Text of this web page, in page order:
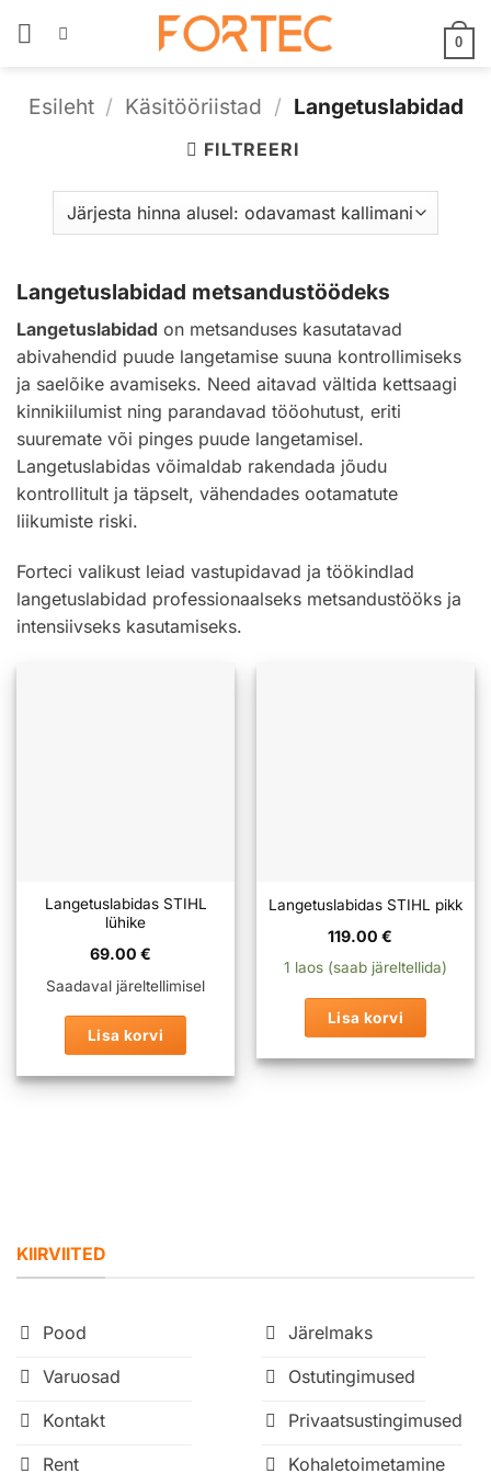
0
Esileht / Käsitööriistad / Langetuslabidad
FILTREERI
Langetuslabidad metsandustöödeks
Langetuslabidad on metsanduses kasutatavad
abivahendid puude langetamise suuna kontrollimiseks
ja saelõike avamiseks. Need aitavad vältida kettsaagi
kinnikiilumist ning parandavad tööohutust, eriti
suuremate või pinges puude langetamisel.
Langetuslabidas võimaldab rakendada jõudu
kontrollitult ja täpselt, vähendades ootamatute
liikumiste riski.
Forteci valikust leiad vastupidavad ja töökindlad
langetuslabidad professionaalseks metsandustööks ja
intensiivseks kasutamiseks.
Langetuslabidas STIHL
lühike
69.00 €
Saadaval järeltellimisel
Lisa korvi
Langetuslabidas STIHL pikk
119.00 €
1 laos (saab järeltellida)
Lisa korvi
KIIRVIITED
Pood
Varuosad
Kontakt
Rent
Järelmaks
Ostutingimused
Privaatsustingimused
Kohaletoimetamine